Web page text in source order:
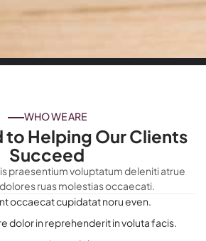
WHO WE ARE
Helping Our Clients
Succeed
praesentium voluptatum deleniti atrue
ruas molestias occaecati.
occaecat cupidatat noru even.
dolor in reprehenderit in voluta facis.